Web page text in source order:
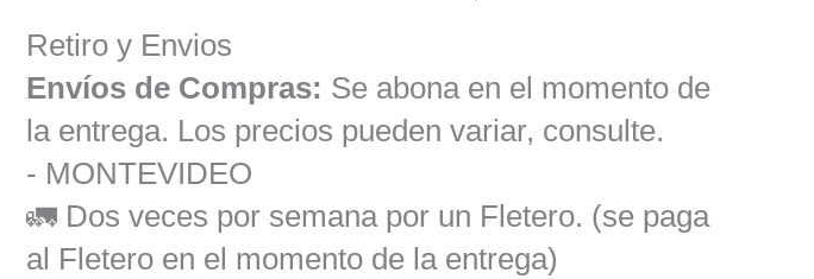
Retiro y Envios
Envíos de Compras: Se abona en el momento de
la entrega. Los precios pueden variar, consulte.
- MONTEVIDEO
🚛 Dos veces por semana por un Fletero. (se paga
al Fletero en el momento de la entrega)